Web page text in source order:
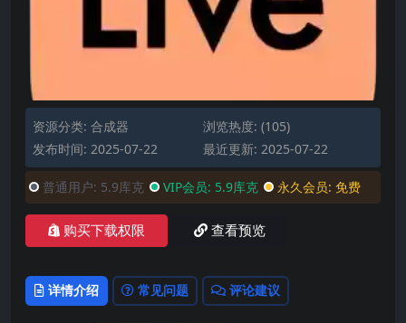
资源分类: 合成器
浏览热度: (105)
发布时间: 2025-07-22
最近更新: 2025-07-22
普通用户: 5.9库克 VIP会员: 5.9库克 永久会员: 免费
购买下载权限 查看预览
详情介绍 常见问题 评论建议